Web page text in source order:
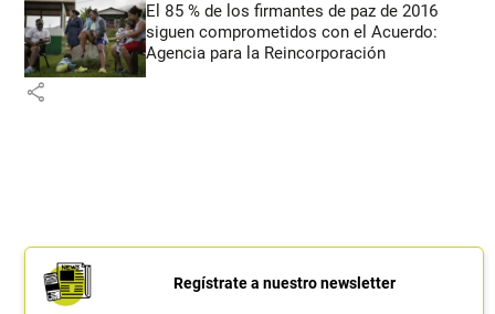
El 85 % de los firmantes de paz de 2016
siguen comprometidos con el Acuerdo:
Agencia para la Reincorporación
share
Regístrate a nuestro newsletter